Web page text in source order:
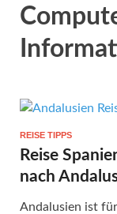
REISE TIPPS
Reise
nach
Andalusien ist